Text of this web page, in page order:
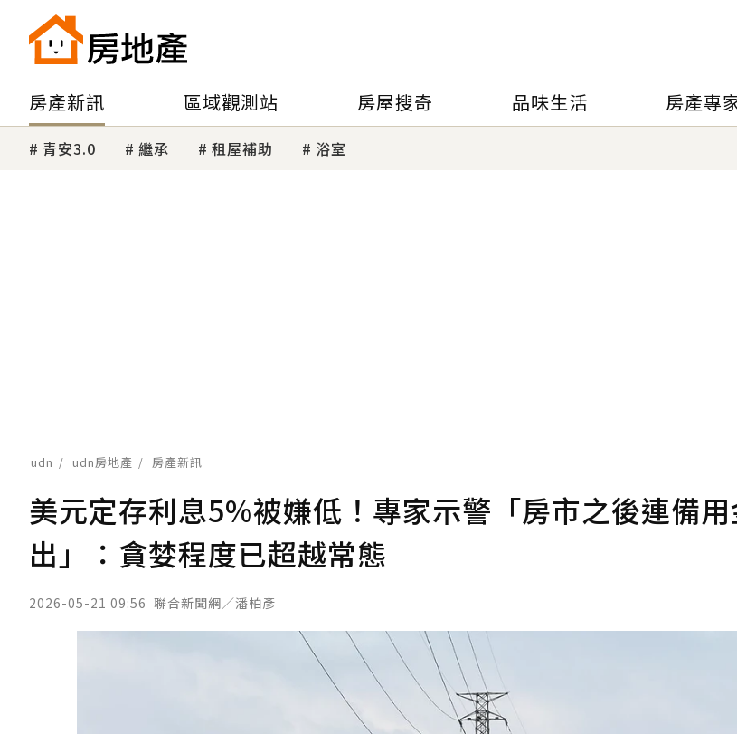
房產新訊 區域觀測站 房屋搜奇 品味生活 房產專
青安3.0 繼承 租屋補助 浴室
udn udn房地產 房產新訊
美元定存利息5%被嫌低！專家示警「房市之後連備
出」：貪婪程度已超越常態
2026-05-21 09:56 聯合新聞網／潘柏彥